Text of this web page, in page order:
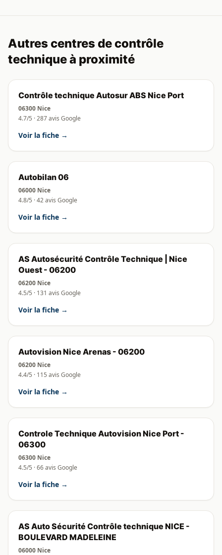
Autres centres de contrôle
technique à proximité
Contrôle technique Autosur ABS Nice Port
06300 Nice
4.7/5 · 287 avis Google
Voir la fiche →
Autobilan 06
06000 Nice
4.8/5 · 42 avis Google
Voir la fiche →
AS Autosécurité Contrôle Technique | Nice
Ouest - 06200
06200 Nice
4.5/5 · 131 avis Google
Voir la fiche →
Autovision Nice Arenas - 06200
06200 Nice
4.4/5 · 115 avis Google
Voir la fiche →
Controle Technique Autovision Nice Port -
06300
06300 Nice
4.5/5 · 66 avis Google
Voir la fiche →
AS Auto Sécurité Contrôle technique NICE -
BOULEVARD MADELEINE
06000 Nice